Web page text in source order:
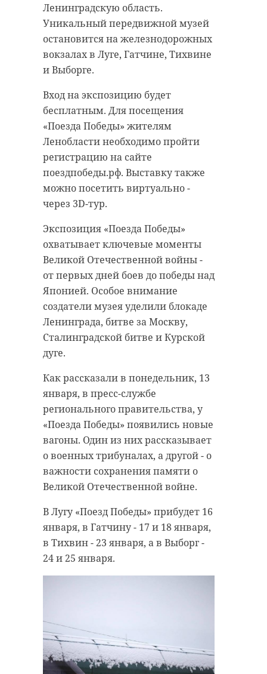
Ленинградскую область.
Уникальный передвижной музей
остановится на железнодорожных
вокзалах в Луге, Гатчине, Тихвине
и Выборге.
Вход на экспозицию будет
бесплатным. Для посещения
«Поезда Победы» жителям
Ленобласти необходимо пройти
регистрацию на сайте
поездпобеды.рф. Выставку также
можно посетить виртуально -
через 3D-тур.
Экспозиция «Поезда Победы»
охватывает ключевые моменты
Великой Отечественной войны -
от первых дней боев до победы над
Японией. Особое внимание
создатели музея уделили блокаде
Ленинграда, битве за Москву,
Сталинградской битве и Курской
дуге.
Как рассказали в понедельник, 13
января, в пресс-службе
регионального правительства, у
«Поезда Победы» появились новые
вагоны. Один из них рассказывает
о военных трибуналах, а другой - о
важности сохранения памяти о
Великой Отечественной войне.
В Лугу «Поезд Победы» прибудет 16
января, в Гатчину - 17 и 18 января,
в Тихвин - 23 января, а в Выборг -
24 и 25 января.